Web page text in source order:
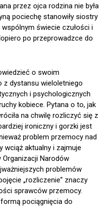
przez ojca rodzina nie była
pociechę stanowiły siostry
świecie czułości i
po przeprowadzce do
o swoim
z dystansu wieloletniego
i psychologicznych
kobiece. Pytana o to, jak
na chwilę rozliczyć się z
ironiczny i gorzki jest
problem przemocy nad
wciąż aktualny i zajmuje
Narodów
problemów
„rozliczenie” znaczy
sprawców przemocy.
pociągnięcia do